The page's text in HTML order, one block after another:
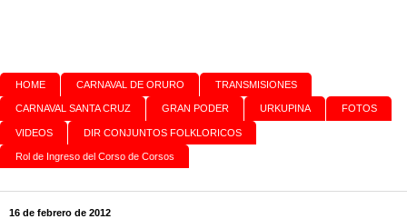
HOME CARNAVAL DE ORURO TRANSMISIONES
CARNAVAL SANTA CRUZ GRAN PODER URKUPINA FOTOS
VIDEOS DIR CONJUNTOS FOLKLORICOS
Rol de Ingreso del Corso de Corsos
16 de febrero de 2012